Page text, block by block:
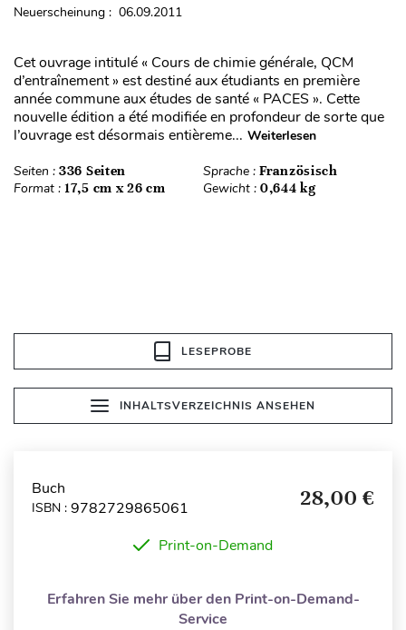
Neuerscheinung : 06.09.2011
Cet ouvrage intitulé « Cours de chimie générale, QCM
d’entraînement » est destiné aux étudiants en première
année commune aux études de santé « PACES ». Cette
nouvelle édition a été modifiée en profondeur de sorte que
l’ouvrage est désormais entièreme... Weiterlesen
Seiten : 336 Seiten Sprache : Französisch
Format : 17,5 cm x 26 cm Gewicht : 0,644 kg
LESEPROBE
INHALTSVERZEICHNIS ANSEHEN
Buch
ISBN : 9782729865061 28,00 €
Print-on-Demand
Erfahren Sie mehr über den Print-on-Demand-
Service